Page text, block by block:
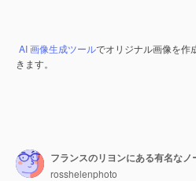
AI 画像生成ツールでオリジナル画像を作
きます。
フランスのリヨンにある有名な
rosshelenphoto